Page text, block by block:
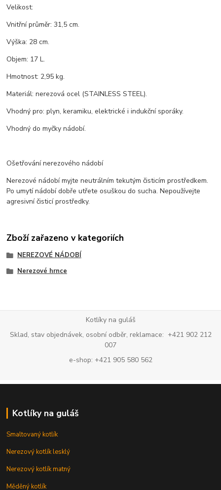
Velikost:
Vnitřní průměr: 31,5 cm.
Výška: 28 cm.
Objem: 17 L.
Hmotnost: 2,95 kg.
Materiál: nerezová ocel (STAINLESS STEEL).
Vhodný pro: plyn, keramiku, elektrické i indukční sporáky.
Vhodný do myčky nádobí.
Ošetřování nerezového nádobí
Nerezové nádobí myjte neutrálním tekutým čisticím prostředkem.
Po umytí nádobí dobře utřete osuškou do sucha. Nepoužívejte
agresivní čisticí prostředky.
Zboží zařazeno v kategoriích
NEREZOVÉ NÁDOBÍ
Nerezové hrnce
Kotlíky na guláš
Sklad, stav objednávek, osobní odběr, reklamace: +421 902 212
007
e-shop: +421 905 580 562
Kotlíky na guláš
Smaltovaný kotlík
Nerezový kotlík lesklý
Nerezový kotlík matný
Měděný kotlík